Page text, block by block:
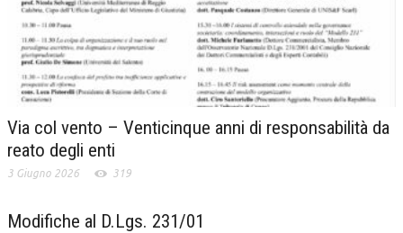
Via col vento – Venticinque anni di responsabilità da
reato degli enti
3 Giugno 2026 319
Modifiche al D.Lgs. 231/01